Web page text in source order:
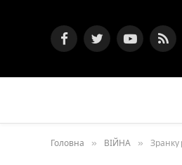
FacebookTwitterYouTubeRSS
Головна » ВІЙНА » Зранку